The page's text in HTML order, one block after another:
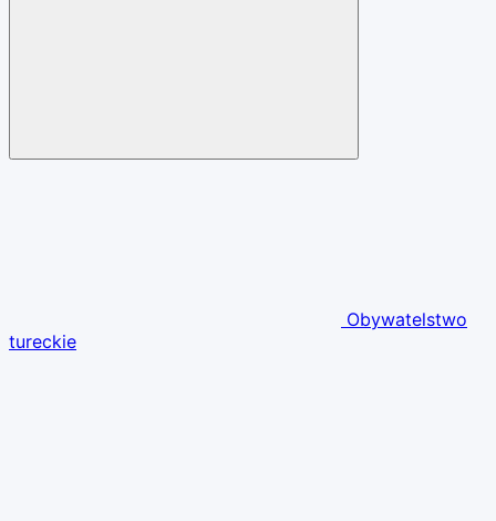
Obywatelstwo
tureckie